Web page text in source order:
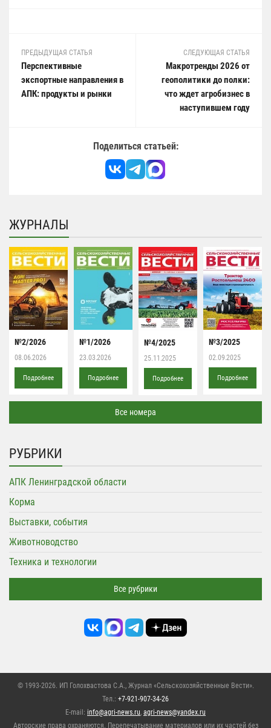
ПРЕДЫДУЩАЯ СТАТЬЯ
Перспективные
экспортные направления в
АПК: продукты и рынки
СЛЕДУЮЩАЯ СТАТЬЯ
Макротренды 2026 от
геополитики до полки:
что ждет агробизнес в
наступившем году
Поделиться статьей:
ЖУРНАЛЫ
№2/2026
08.06.2026
Подробнее
№1/2026
23.03.2026
Подробнее
№4/2025
25.11.2025
Подробнее
№3/2025
02.09.2025
Подробнее
Все номера
РУБРИКИ
АПК Ленинградской области
Корма
Выставки, события
Животноводство
Техника и технологии
Все рубрики
© 1993-2026. ИП Голохвастова С.А., Журнал «Сельскохозяйственные Вести».
Тел.: +7-921-907-34-26
E-mail: info@agri-news.ru, agri-news@yandex.ru
Авторские права охраняются. Перепечатывание материалов или их частей без